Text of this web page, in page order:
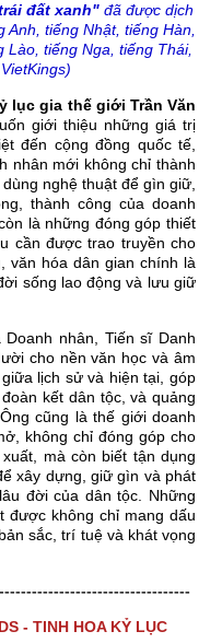
đất xanh"đã được dịch
Anh, tiếng Nhật, tiếng Hàn,
Lào, tiếng Nga, tiếng Thái,
lục gia thế giới Trần Văn
giới thiệu những giá trị
đến cộng đồng quốc tế,
nhân mới không chỉ thành
nghệ thuật để gìn giữ,
thành công của doanh
là những đóng góp thiết
cần được trao truyền cho
văn hóa dân gian chính là
sống lao động và lưu giữ
nhân, Tiến sĩ Danh
cho nền văn học và âm
lịch sử và hiện tại, góp
kết dân tộc, và quảng
cũng là thế giới doanh
không chỉ đóng góp cho
mà còn biết tận dụng
xây dựng, giữ gìn và phát
đời của dân tộc. Những
được không chỉ mang dấu
sắc, trí tuệ và khát vọng
- TINH HOA KỶ LỤC